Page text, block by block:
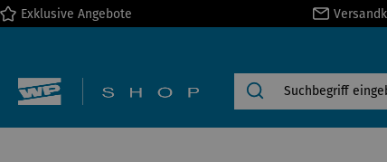
Zur Hauptnavigation springen
Exklusive Angebote